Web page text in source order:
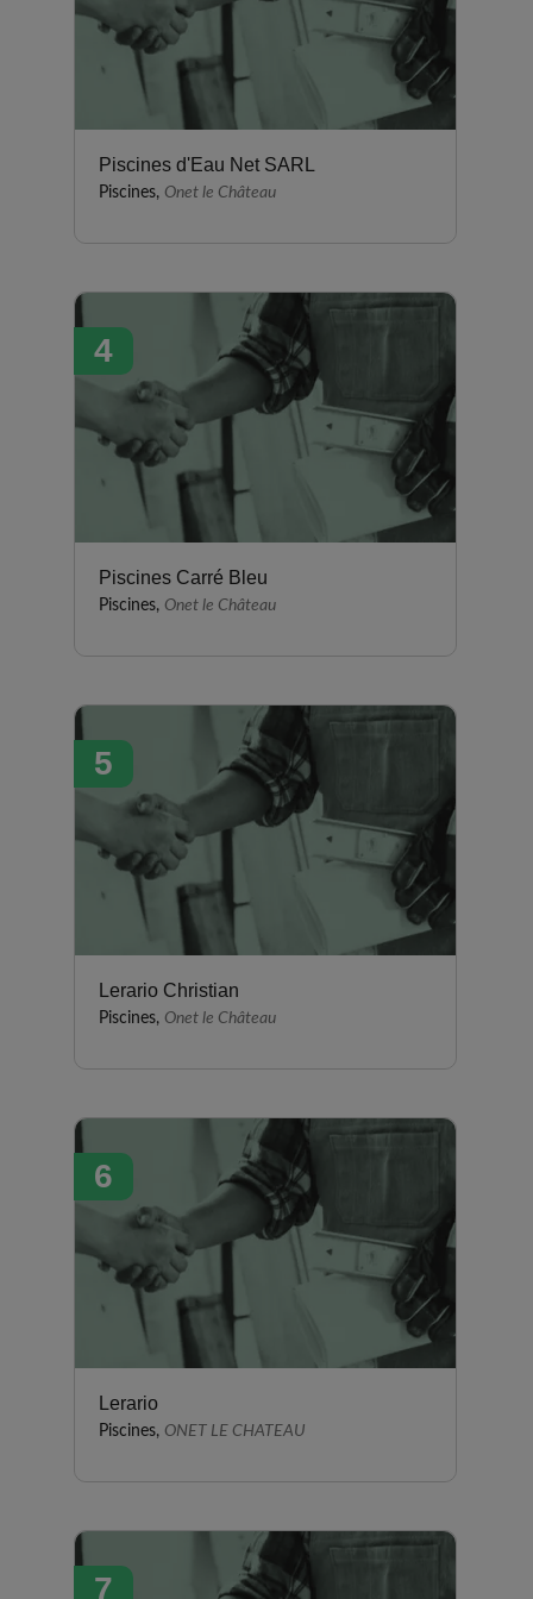
traitance), qui malgré le froid a
été très professionnelle et en
prime très sympathique. La mise
était top, les explications étaient
néophytes que nous sommes.
décembre, nous recommandons
fortement ELEGANCE PISCINES
: qualité de l'accueil en magasin,
disponibilité et réactivité du
service commercial,
professionnalisme et bonne
humeur des équipes techniques,
nous sommes pleinement
Piscines d'Eau Net SARL
Piscines, Onet le Château
4
Piscines Carré Bleu
Piscines, Onet le Château
5
Lerario Christian
Piscines, Onet le Château
6
Lerario
Piscines, ONET LE CHATEAU
7